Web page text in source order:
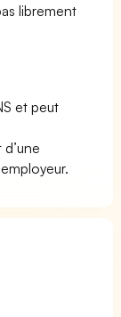
librement
et peut